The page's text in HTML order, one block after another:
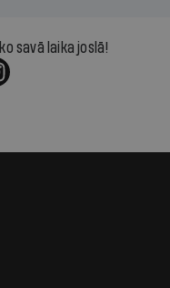
savā laika joslā!